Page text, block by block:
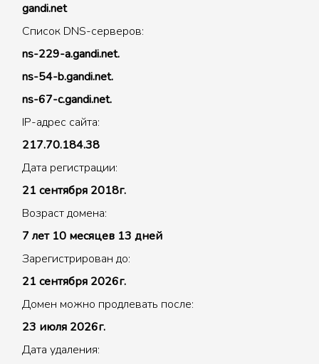
gandi.net
Список DNS-серверов:
ns-229-a.gandi.net.
ns-54-b.gandi.net.
ns-67-c.gandi.net.
IP-адрес сайта:
217.70.184.38
Дата регистрации:
21 сентября 2018г.
Возраст домена:
7 лет 10 месяцев 13 дней
Зарегистрирован до:
21 сентября 2026г.
Домен можно продлевать после:
23 июля 2026г.
Дата удаления: